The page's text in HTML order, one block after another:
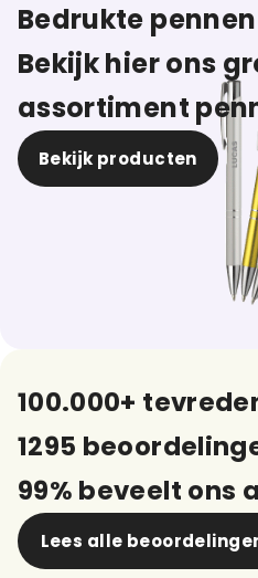
Bedrukte
Bekijk hier ons
assortiment
Bekijk producten
100.000+
1295
99% beveelt ons
Lees alle